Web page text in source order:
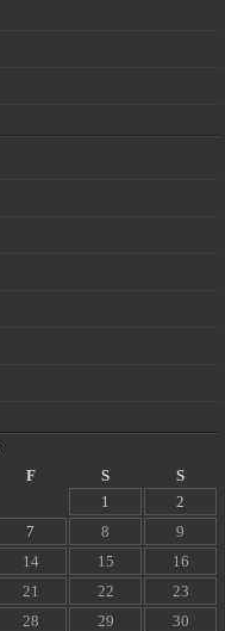
F S
S
1
2
7 8
9
14 15
16
21 22
23
28 29
30